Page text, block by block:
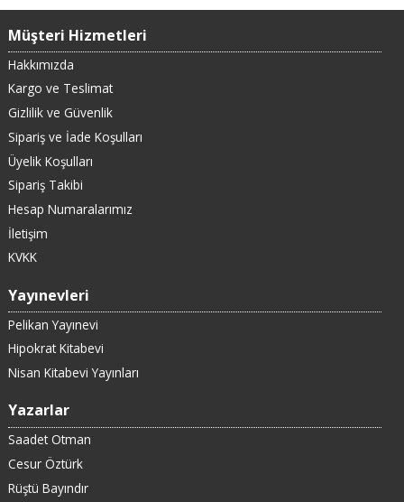
Müşteri Hizmetleri
Hakkımızda
Kargo ve Teslimat
Gizlilik ve Güvenlik
Sipariş ve İade Koşulları
Üyelik Koşulları
Sipariş Takibi
Hesap Numaralarımız
İletişim
KVKK
Yayınevleri
Pelikan Yayınevi
Hipokrat Kitabevi
Nisan Kitabevi Yayınları
Yazarlar
Saadet Otman
Cesur Öztürk
Rüştü Bayındır